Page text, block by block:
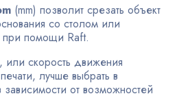
(mm) позволит срезать объект
со столом или
помощи Raft.
или скорость движения
лучше выбрать в
от возможностей